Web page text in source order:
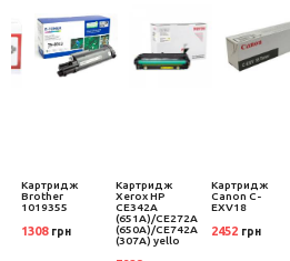
Картридж
Brother
1019355
1308 грн
Картридж
Xerox HP
CE342A
(651A)/CE272A
(650A)/CE742A
(307A) yello
Картридж
Canon C-
EXV18
2452 грн